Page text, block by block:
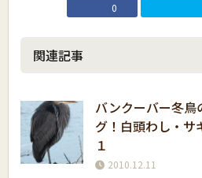
0
関連記事
バンクーバー冬鳥
グ！白頭わし・サ
１
2010.12.11